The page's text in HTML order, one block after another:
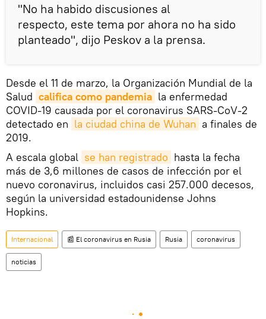
"No ha habido discusiones al
respecto, este tema por ahora no ha sido
planteado", dijo Peskov a la prensa.
Desde el 11 de marzo, la Organización Mundial de la
Salud califica como pandemia la enfermedad
COVID-19 causada por el coronavirus SARS-CoV-2
detectado en la ciudad china de Wuhan a finales de
2019.
A escala global se han registrado hasta la fecha
más de 3,6 millones de casos de infección por el
nuevo coronavirus, incluidos casi 257.000 decesos,
según la universidad estadounidense Johns
Hopkins.
Internacional 📰 El coronavirus en Rusia Rusia coronavirus
noticias